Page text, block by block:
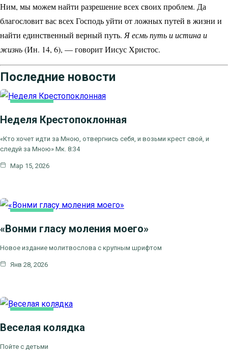
Ним, мы можем найти разрешение всех своих проблем. Да
благословит вас всех Господь уйти от ложных путей в жизни и
найти единственный верный путь. Я есмь путь и истина и
жизнь(Ин. 14, 6), — говорит Иисус Христос.
Последние новости
Неделя Крестопоклонная
«Кто хочет идти за Мною, отвергнись себя, и возьми крест свой, и
следуй за Мною» Мк. 8:34
Мар 15, 2026
«Вонми гласу моления моего»
Новое издание молитвослова с крупным шрифтом
Янв 28, 2026
Веселая колядка
Пойте с детьми